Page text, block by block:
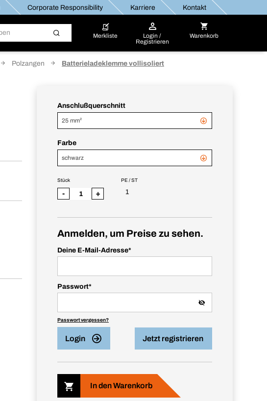
Corporate Responsibility Karriere Kontakt
Merkliste
Login /
Registrieren
Warenkorb
Polzangen Batterieladeklemme vollisoliert
Anschlußquerschnitt
25 mm²
Farbe
schwarz
PE / ST
1
Stück
- +
Anmelden, um Preise zu sehen.
Deine E-Mail-Adresse*
Passwort*
Passwort vergessen?
Login Jetzt registrieren
In den Warenkorb